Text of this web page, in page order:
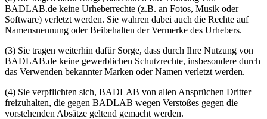
BADLAB.de keine Urheberrechte (z.B. an Fotos, Musik oder
Software) verletzt werden. Sie wahren dabei auch die Rechte auf
Namensnennung oder Beibehalten der Vermerke des Urhebers.
(3) Sie tragen weiterhin dafür Sorge, dass durch Ihre Nutzung von
BADLAB.de keine gewerblichen Schutzrechte, insbesondere durch
das Verwenden bekannter Marken oder Namen verletzt werden.
(4) Sie verpflichten sich, BADLAB von allen Ansprüchen Dritter
freizuhalten, die gegen BADLAB wegen Verstoßes gegen die
vorstehenden Absätze geltend gemacht werden.